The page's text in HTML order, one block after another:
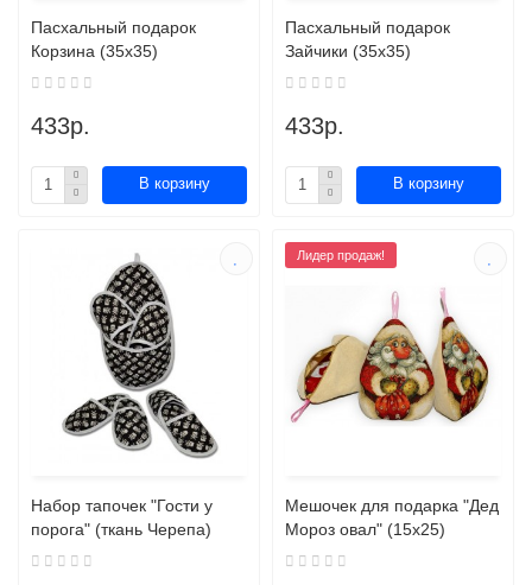
Пасхальный подарок
Корзина (35х35)
433р.
В корзину
Пасхальный подарок
Зайчики (35х35)
433р.
В корзину
Набор тапочек "Гости у
порога" (ткань Черепа)
Лидер продаж!
Мешочек для подарка "Дед
Мороз овал" (15х25)